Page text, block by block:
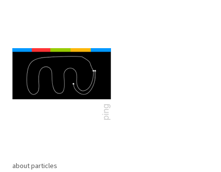
about particles